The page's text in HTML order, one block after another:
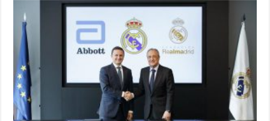
شراكة
“أبوت”
“ريال
مدريد”
لدعم
علوم
الصحة
والتغذية
وتعزيز
قيّم
الرياضة
لدى
الأطفال